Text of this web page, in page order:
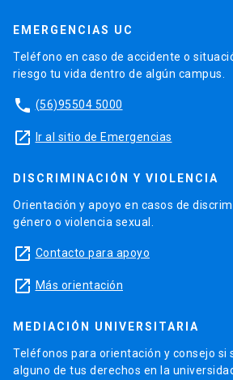
EMERGENCIAS UC
Teléfono en caso de accidente o
riesgo tu vida dentro de algún campus.
phone (56)95504 5000
launch Ir al sitio de Emergencias
DISCRIMINACIÓN Y VIOLENCIA
Orientación y apoyo en casos de
género o violencia sexual.
launch Contacto para apoyo
launch Más orientación
MEDIACIÓN UNIVERSITARIA
Teléfonos para orientación y consejo si
alguno de tus derechos en la